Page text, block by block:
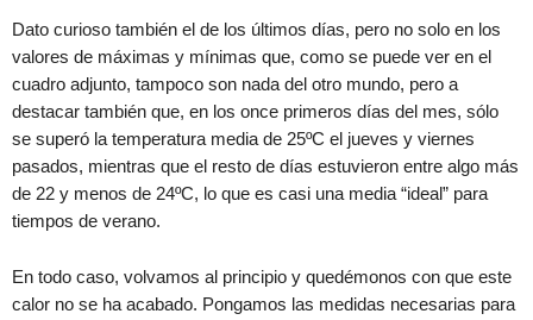
Dato curioso también el de los últimos días, pero no solo en los
valores de máximas y mínimas que, como se puede ver en el
cuadro adjunto, tampoco son nada del otro mundo, pero a
destacar también que, en los once primeros días del mes, sólo
se superó la temperatura media de 25ºC el jueves y viernes
pasados, mientras que el resto de días estuvieron entre algo más
de 22 y menos de 24ºC, lo que es casi una media “ideal” para
tiempos de verano.
En todo caso, volvamos al principio y quedémonos con que este
calor no se ha acabado. Pongamos las medidas necesarias para